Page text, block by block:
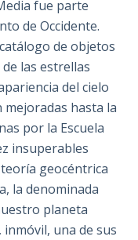
fue parte
de Occidente.
de objetos
las estrellas
del cielo
hasta la
por la Escuela
insuperables
geocéntrica
la denominada
planeta
una de sus